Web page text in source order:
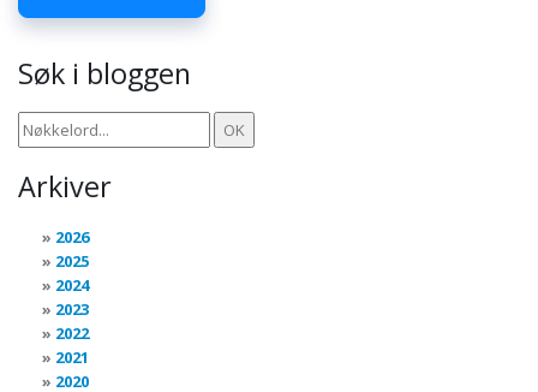
Søk i bloggen
Arkiver
2026
2025
2024
2023
2022
2021
2020